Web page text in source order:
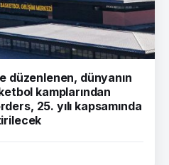
düzenlenen, dünyanın
kamplarından
25. yılı kapsamında